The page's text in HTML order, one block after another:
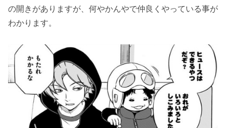
の開きがありますが、何やかんやで仲良くやっている事が
わかります。